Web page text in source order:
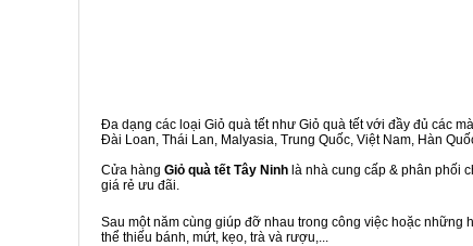
Đa dạng các loại Giỏ quà tết như Giỏ quà tết với đầy đủ các
Đài Loan, Thái Lan, Malyasia, Trung Quốc, Việt Nam, Hàn
Cửa hàng Giỏ quà tết Tây Ninh là nhà cung cấp & phân phối
giá rẻ ưu đãi.
Sau một năm cùng giúp đỡ nhau trong công việc hoặc những
thể thiếu bánh, mứt, kẹo, trà và rượu,...